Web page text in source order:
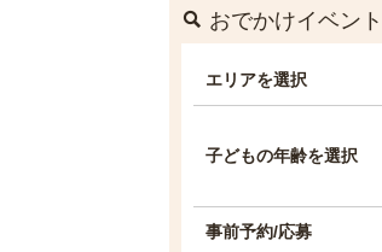
おでかけイベン
エリアを選択
子どもの年齢を選択
事前予約/応募